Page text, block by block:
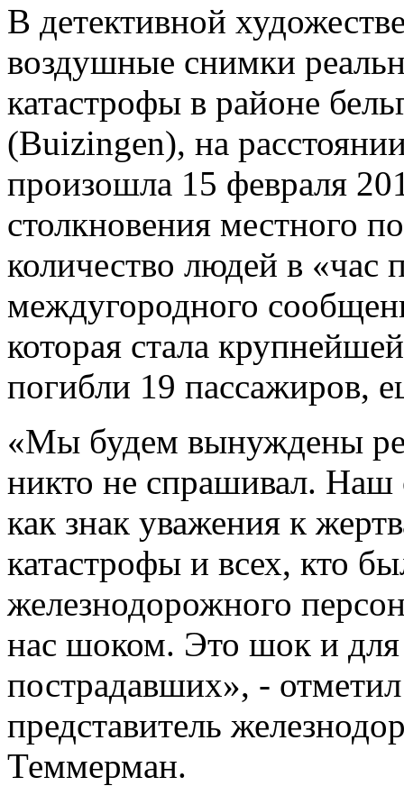
В детективной
воздушные снимки
катастрофы в районе
(Buizingen), на
произошла 15 февраля
столкновения местного
количество людей в «час
междугородного
которая стала
погибли 19 пассажиров,
«Мы будем вынуждены
никто не спрашивал. Наш
как знак уважения к
катастрофы и всех, кто
железнодорожного
нас шоком. Это шок и
пострадавших», -
представитель
Теммерман.